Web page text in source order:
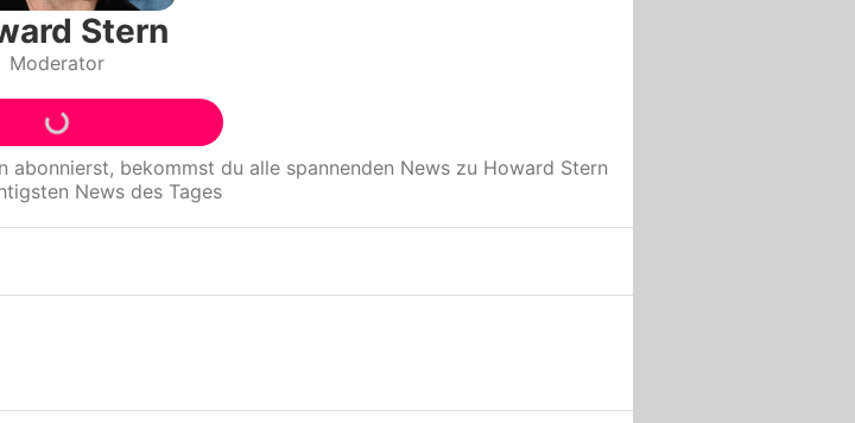
auf Promiflash
Jobs
runterladen
Team
Stern
Moderator
abonnierst, bekommst du alle spannenden News zu Howard Stern
News des Tages